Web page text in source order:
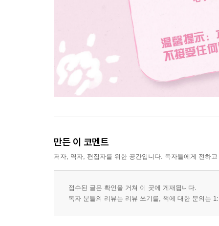
만든 이 코멘트
저자, 역자, 편집자를 위한 공간입니다. 독자들에게 전하
접수된 글은 확인을 거쳐 이 곳에 게재됩니다.
독자 분들의 리뷰는 리뷰 쓰기를, 책에 대한 문의는